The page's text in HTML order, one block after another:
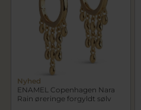
Nyhed
ENAMEL Copenhagen Nara
Rain øreringe forgyldt sølv